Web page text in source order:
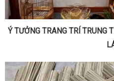
Ý TƯỞNG TRANG TRÍ TRUNG